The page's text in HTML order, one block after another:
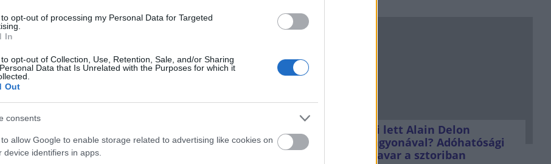
opt-out of processing my Personal Data for Targeted
In
opt-out of Collection, Use, Retention, Sale, and/or Sharing
Data that Is Unrelated with the Purposes for which it
Out
consents
allow Google to enable storage related to advertising like cookies on
device identifiers in apps.
Mi lett Alain Delon
vagyonával? Adóhatósági
csavar a sztoriban